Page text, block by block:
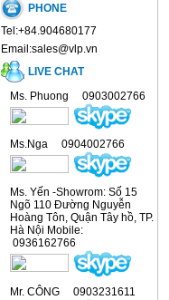
PHONE
Tel:+84.904680177
Email:sales@vlp.vn
LIVE CHAT
Ms. Phuong 0903002766
Ms.Nga 0904002766
Ms. Yến -Showrom: Số 15
Ngõ 110 Đường Nguyễn
Hoàng Tôn, Quận Tây hồ, TP.
Hà Nội Mobile:
0936162766
Mr. CÔNG 0903231611